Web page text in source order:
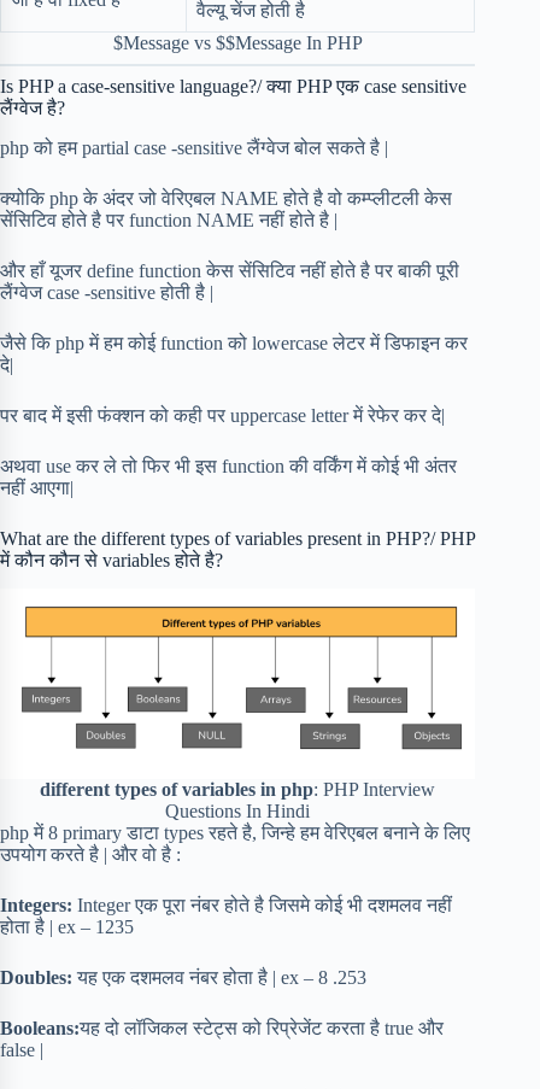
वैल्यू चेंज होती है
$Message vs $$Message In PHP
Is PHP a case-sensitive language?/ क्या PHP एक case sensitive
लैंग्वेज है?
php को हम partial case -sensitive लैंग्वेज बोल सकते है |
क्योकि php के अंदर जो वेरिएबल NAME होते है वो कम्प्लीटली केस
सेंसिटिव होते है पर function NAME नहीं होते है |
और हाँ यूजर define function केस सेंसिटिव नहीं होते है पर बाकी पूरी
लैंग्वेज case -sensitive होती है |
जैसे कि php में हम कोई function को lowercase लेटर में डिफाइन कर
दे|
पर बाद में इसी फंक्शन को कही पर uppercase letter में रेफेर कर दे|
अथवा use कर ले तो फिर भी इस function की वर्किंग में कोई भी अंतर
नहीं आएगा|
What are the different types of variables present in PHP?/ PHP
में कौन कौन से variables होते है?
different types of variables in php: PHP Interview
Questions In Hindi
php में 8 primary डाटा types रहते है, जिन्हे हम वेरिएबल बनाने के लिए
उपयोग करते है | और वो है :
Integers: Integer एक पूरा नंबर होते है जिसमे कोई भी दशमलव नहीं
होता है | ex – 1235
Doubles: यह एक दशमलव नंबर होता है | ex – 8 .253
Booleans:यह दो लॉजिकल स्टेट्स को रिप्रेजेंट करता है true और
false |